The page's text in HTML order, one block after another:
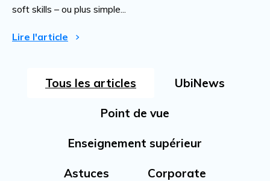
soft skills – ou plus simple...
Lire l'article
Tous les articles UbiNews
Point de vue
Enseignement supérieur
Astuces Corporate